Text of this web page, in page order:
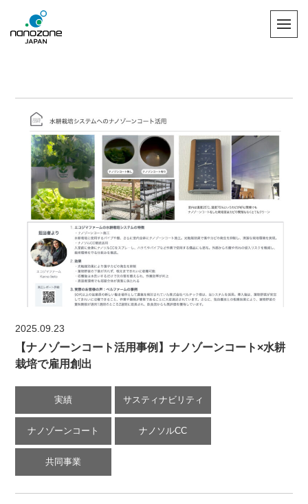
2025.09.23
【ナノゾーンコート活用事例】ナノゾーンコート×水耕
栽培で雇用創出
実績 サスティナビリティ
ナノゾーンコート ナノソルCC
共同事業